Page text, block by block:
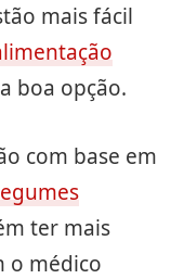
mais fácil
boa opção.
com base em
ter mais
o médico